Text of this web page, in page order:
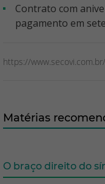
Contrato com aniversário em agosto/2021 e
pagamento em
https://www.secovi.com.br/
Matérias
O braço direito do